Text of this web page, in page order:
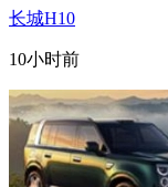
长城H10
10小时前